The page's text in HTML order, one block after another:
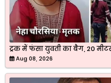
ट्रक में फंसा युवती का बैग, 20
Aug 08, 2026